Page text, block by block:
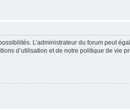
L’administrateur du forum peut
d’utilisation et de notre politique de vie